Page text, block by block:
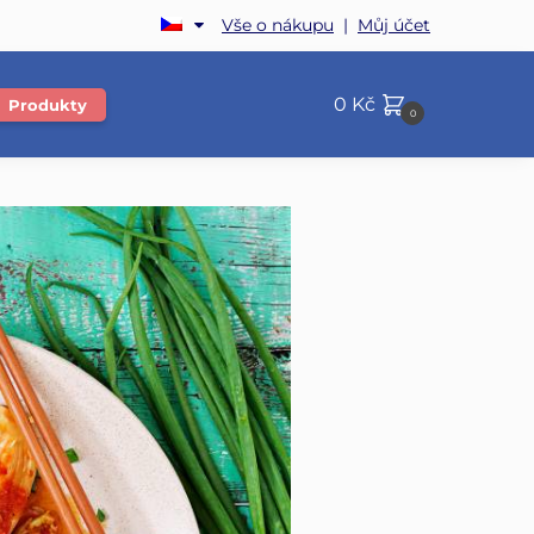
Vše o nákupu | Můj účet
Produkty 0 Kč 0